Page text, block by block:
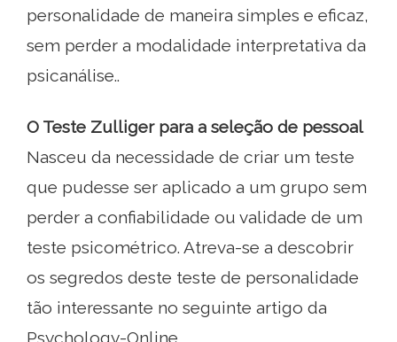
personalidade de maneira simples e eficaz,
sem perder a modalidade interpretativa da
psicanálise..
O Teste Zulliger para a seleção de pessoal
Nasceu da necessidade de criar um teste
que pudesse ser aplicado a um grupo sem
perder a confiabilidade ou validade de um
teste psicométrico. Atreva-se a descobrir
os segredos deste teste de personalidade
tão interessante no seguinte artigo da
Psychology-Online.